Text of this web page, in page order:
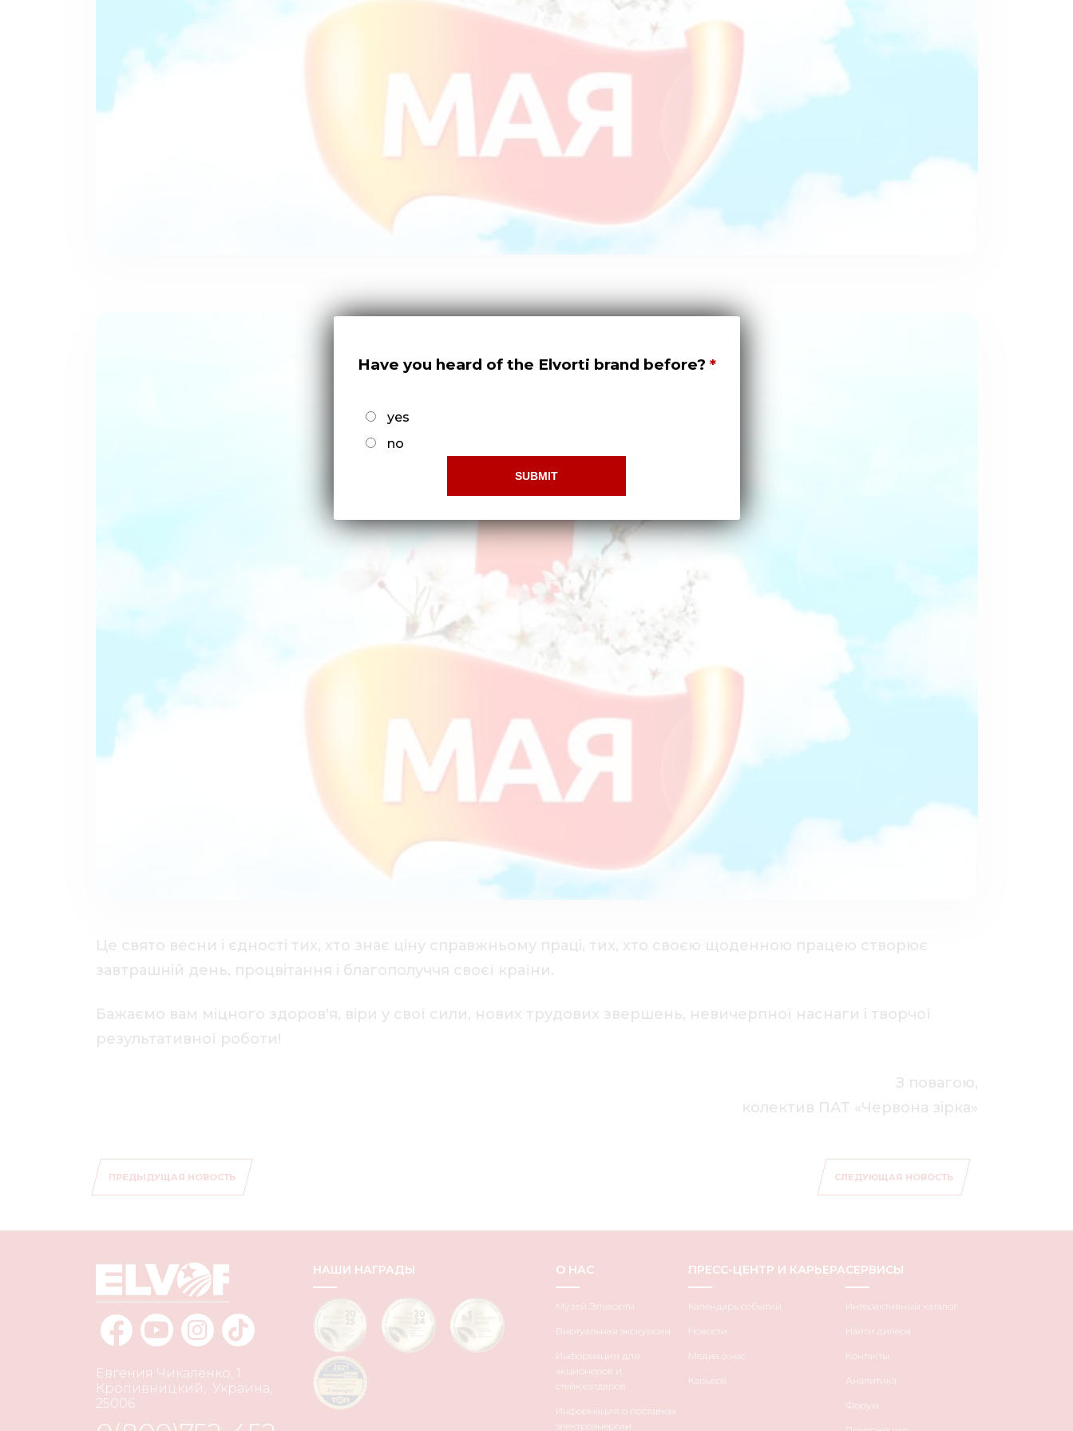
Це свято весни і єдності тих, хто знає ціну справжньому праці, тих, хто своєю щоденною працею створює
завтрашній день, процвітання і благополуччя своєї країни.
Бажаємо вам міцного здоров'я, віри у свої сили, нових трудових звершень, невичерпної наснаги і творчої
результативної роботи!
З повагою,
колектив ПАТ «Червона зірка»
ПРЕДЫДУЩАЯ НОВОСТЬ СЛЕДУЮЩАЯ НОВОСТЬ
Евгения Чикаленко, 1
Кропивницкий, Украина,
25006
НАШИ НАГРАДЫ О НАС
Музей Эльворти
Виртуальная экскурсия
Информация для
акционеров и
стейкхолдеров
Информация о поставках
электроэнергии
ПРЕСС-ЦЕНТР И КАРЬЕРА
Календарь событий
Новости
Медиа о нас
Карьера
СЕРВИСЫ
Интерактивный каталог
Найти дилера
Контакты
Аналитика
Форум
Have you heard of the Elvorti brand before?
yes
no